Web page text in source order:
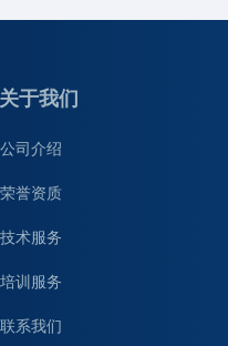
关于我们
公司介绍
荣誉资质
技术服务
培训服务
联系我们